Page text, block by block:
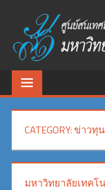
content
ศูนย์
สนเทศ
CATEGORY:ข่าวทุ
มหาวิทยาลัยเทคโ